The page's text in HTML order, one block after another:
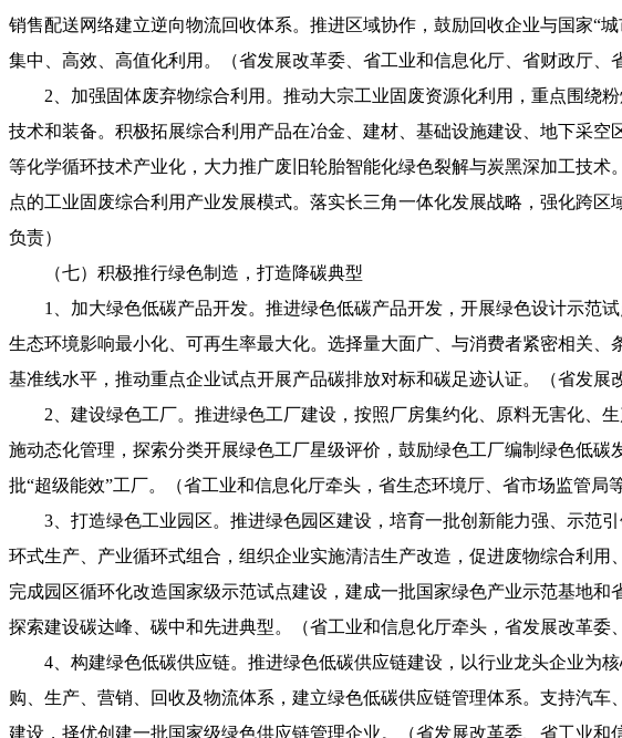
销售配送网络建立逆向物流回收体系。推进区域协作，鼓励回收企业与国家“
集中、高效、高值化利用。（省发展改革委、省工业和信息化厅、省财政厅、
2、加强固体废弃物综合利用。推动大宗工业固废资源化利用，重点围绕
技术和装备。积极拓展综合利用产品在冶金、建材、基础设施建设、地下采
等化学循环技术产业化，大力推广废旧轮胎智能化绿色裂解与炭黑深加工技
点的工业固废综合利用产业发展模式。落实长三角一体化发展战略，强化跨
负责）
（七）积极推行绿色制造，打造降碳典型
1、加大绿色低碳产品开发。推进绿色低碳产品开发，开展绿色设计示范
生态环境影响最小化、可再生率最大化。选择量大面广、与消费者紧密相关
基准线水平，推动重点企业试点开展产品碳排放对标和碳足迹认证。（省发
2、建设绿色工厂。推进绿色工厂建设，按照厂房集约化、原料无害化、
施动态化管理，探索分类开展绿色工厂星级评价，鼓励绿色工厂编制绿色低
批“超级能效”工厂。（省工业和信息化厅牵头，省生态环境厅、省市场监管局
3、打造绿色工业园区。推进绿色园区建设，培育一批创新能力强、示范
环式生产、产业循环式组合，组织企业实施清洁生产改造，促进废物综合利
完成园区循环化改造国家级示范试点建设，建成一批国家绿色产业示范基地
探索建设碳达峰、碳中和先进典型。（省工业和信息化厅牵头，省发展改革委
4、构建绿色低碳供应链。推进绿色低碳供应链建设，以行业龙头企业为
购、生产、营销、回收及物流体系，建立绿色低碳供应链管理体系。支持汽
建设，择优创建一批国家级绿色供应链管理企业。（省发展改革委、省工业